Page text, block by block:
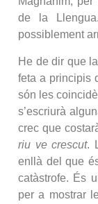
de la
possiblement
He de dir que
feta a principis
són les
s’escriurà
crec que
riu ve crescut.
enllà del que
catàstrofe. És
per a mostrar